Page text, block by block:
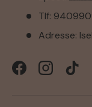
Tlf:
Adresse:
FacebookInstagram